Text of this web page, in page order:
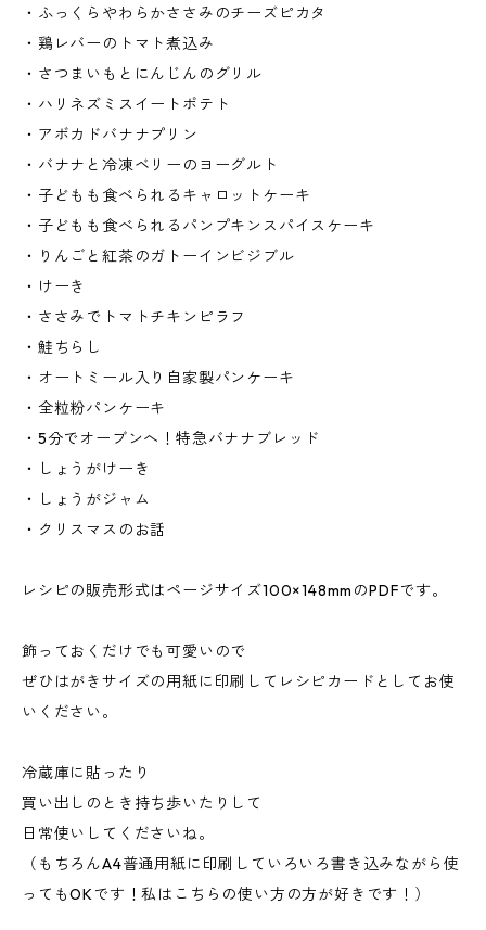
・ふっくらやわらかささみのチーズピカタ
・鶏レバーのトマト煮込み
・さつまいもとにんじんのグリル
・ハリネズミスイートポテト
・アボカドバナナプリン
・バナナと冷凍ベリーのヨーグルト
・子どもも食べられるキャロットケーキ
・子どもも食べられるパンプキンスパイスケーキ
・りんごと紅茶のガトーインビジブル
・けーき
・ささみでトマトチキンピラフ
・鮭ちらし
・オートミール入り自家製パンケーキ
・全粒粉パンケーキ
・5分でオーブンへ！特急バナナブレッド
・しょうがけーき
・しょうがジャム
・クリスマスのお話
レシピの販売形式はページサイズ100×148mmのPDFです。
飾っておくだけでも可愛いので
ぜひはがきサイズの用紙に印刷してレシピカードとしてお使
いください。
冷蔵庫に貼ったり
買い出しのとき持ち歩いたりして
日常使いしてくださいね。
（もちろんA4普通用紙に印刷していろいろ書き込みながら使
ってもOKです！私はこちらの使い方の方が好きです！）